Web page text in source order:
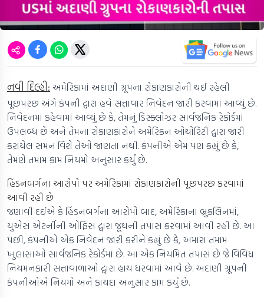
નવી દિલ્હી: અમેરિકામાં અદાણી ગ્રૂપના રોકાણકારોની થઈ રહેલી
પૂછપરછ અંગે કંપની દ્વારા હવે સત્તાવાર નિવેદન જારી કરવામાં આવ્યું છે.
નિવેદનમાં કહેવામાં આવ્યું છે કે, તેમનું ડિસ્ક્લોઝર સાર્વજનિક રેકોર્ડમાં
ઉપલબ્ધ છે અને તેમના રોકાણકારોને અમેરિકન ઓથોરિટી દ્વારા જારી
કરાયેલ સમન વિશે તેઓ જાણતા નથી. કંપનીએ એમ પણ કહ્યું છે કે,
તેમણે તમામ કામ નિયમો અનુસાર કર્યું છે.
હિંડનબર્ગના આરોપો પર અમેરિકામાં રોકાણકારોની પૂછપરછ કરવામાં
આવી રહી છે
જણાવી દઈએ કે હિંડનબર્ગના આરોપો બાદ, અમેરિકાના બ્રુકલિનમાં,
યુએસ એટર્નીની ઓફિસ દ્વારા જૂથની તપાસ કરવામાં આવી રહી છે. આ
પછી, કંપનીએ એક નિવેદન જારી કરીને કહ્યું છે કે, અમારા તમામ
ખુલાસાઓ સાર્વજનિક રેકોર્ડમાં છે. આ એક નિયમિત તપાસ છે જે વિવિધ
નિયમનકારી સત્તાવાળાઓ દ્વારા હાથ ધરવામાં આવે છે. અદાણી ગ્રૂપની
કંપનીઓએ નિયમો અને કાયદા અનુસાર કામ કર્યું છે.